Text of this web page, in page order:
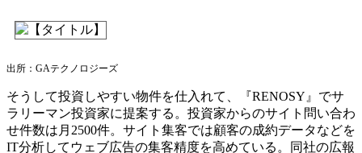
出所：GAテクノロジーズ
そうして投資しやすい物件を仕入れて、『RENOSY』でサ
ラリーマン投資家に提案する。投資家からのサイト問い合わ
せ件数は月2500件。サイト集客では顧客の成約データなどを
IT分析してウェブ広告の集客精度を高めている。同社の広報